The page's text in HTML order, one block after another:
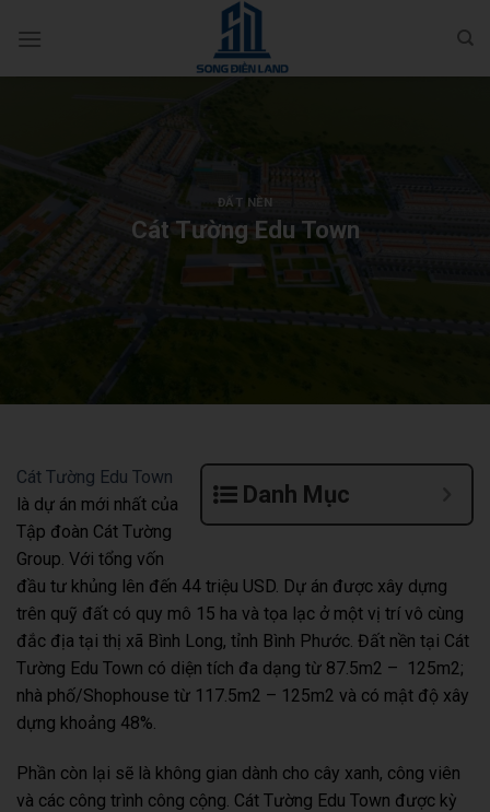
qua
ĐẤT NỀN
Cát Tường Edu Town
Danh Mục
Cát Tường Edu Town
là dự án mới nhất của
Tập đoàn Cát Tường
Group. Với tổng vốn
đầu tư khủng lên đến 44 triệu USD. Dự án được xây dựng
trên quỹ đất có quy mô 15 ha và tọa lạc ở một vị trí vô cùng
đắc địa tại thị xã Bình Long, tỉnh Bình Phước. Đất nền tại Cát
Tường Edu Town có diện tích đa dạng từ 87.5m2 – 125m2;
nhà phố/Shophouse từ 117.5m2 – 125m2 và có mật độ xây
dựng khoảng 48%.
Phần còn lại sẽ là không gian dành cho cây xanh, công viên
và các công trình công cộng. Cát Tường Edu Town được kỳ